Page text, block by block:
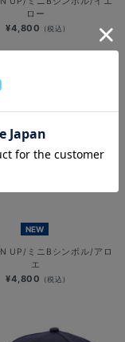
ロー
¥4,800 (税込)
NEW
UP/ミニBシンボル/アロ
エ
¥4,800 (税込)